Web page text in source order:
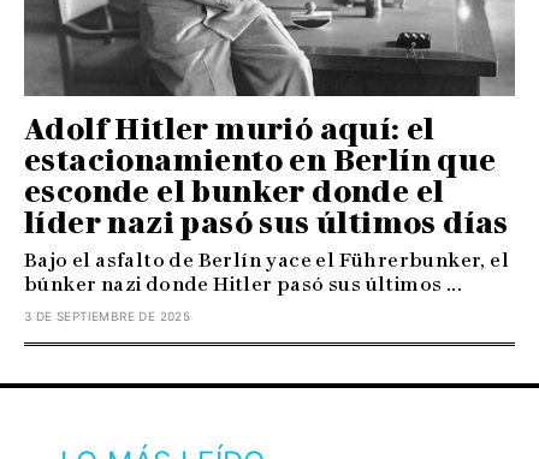
Adolf Hitler murió aquí: el
estacionamiento en Berlín que
esconde el bunker donde el
líder nazi pasó sus últimos días
Bajo el asfalto de Berlín yace el Führerbunker, el
búnker nazi donde Hitler pasó sus últimos ...
3 DE SEPTIEMBRE DE 2025